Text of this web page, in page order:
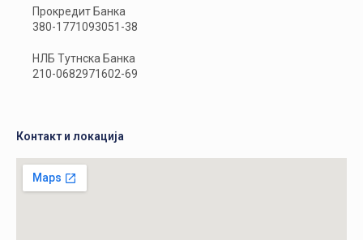
Прокредит Банка
380-1771093051-38
НЛБ Тутнска Банка
210-0682971602-69
Контакт и локација